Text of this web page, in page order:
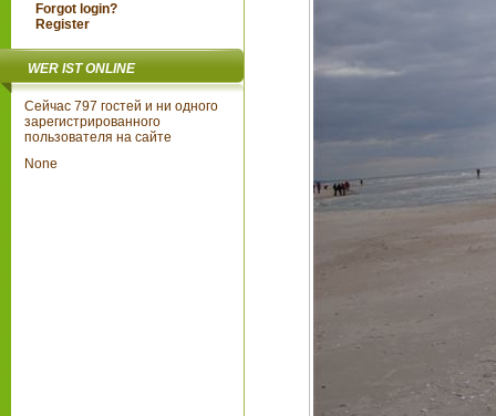
Forgot login?
Register
WER IST ONLINE
Сейчас 797 гостей и ни одного
зарегистрированного
пользователя на сайте
None